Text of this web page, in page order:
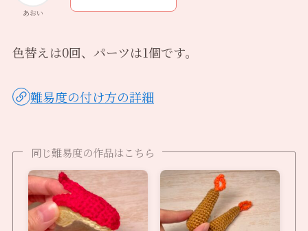
あおい
色替えは0回、パーツは1個です。
難易度の付け方の詳細
同じ難易度の作品はこちら